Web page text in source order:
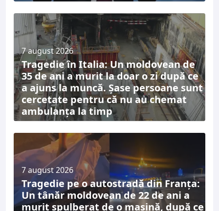
7 august 2026
Tragedie în Italia: Un moldovean de
35 de ani a murit la doar o zi după ce
a ajuns la muncă. Șase persoane sunt
cercetate pentru că nu au chemat
ambulanța la timp
7 august 2026
Tragedie pe o autostradă din Franța:
Un tânăr moldovean de 22 de ani a
murit spulberat de o mașină, după ce